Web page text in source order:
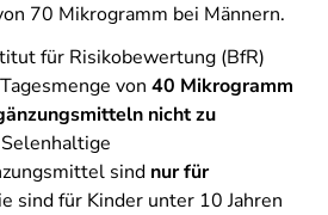
70 Mikrogramm bei Männern.
für Risikobewertung (BfR)
von 40 Mikrogramm
nicht zu
sind nur für
sind für Kinder unter 10 Jahren